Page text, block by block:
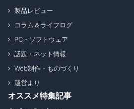
製品レビュー
コラム＆ライフログ
PC・ソフトウェア
話題・ネット情報
Web制作・ものづくり
運営より
オススメ特集記事